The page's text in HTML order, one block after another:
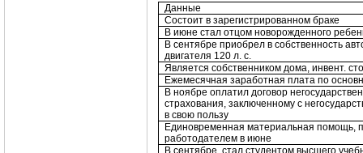
Данные
Состоит в зарегистрированном браке
В июне стал отцом новорожденного
В сентябре приобрел в собственность
двигателя 120 л. с.
Является собственником дома, инвент.
Ежемесячная заработная плата по
В ноябре оплатил договор
страхования, заключенному с
в свою пользу
Единовременная материальная помощь,
работодателем в июне
В сентябре, стал студентом высшего